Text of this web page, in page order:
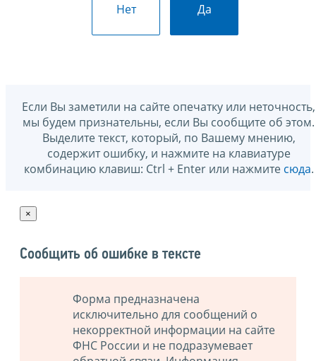
Нет Да
Если Вы заметили на сайте опечатку или неточность,
мы будем признательны, если Вы сообщите об этом.
Выделите текст, который, по Вашему мнению,
содержит ошибку, и нажмите на клавиатуре
комбинацию клавиш: Ctrl + Enter или нажмите сюда.
×
Сообщить об ошибке в тексте
Форма предназначена
исключительно для сообщений о
некорректной информации на сайте
ФНС России и не подразумевает